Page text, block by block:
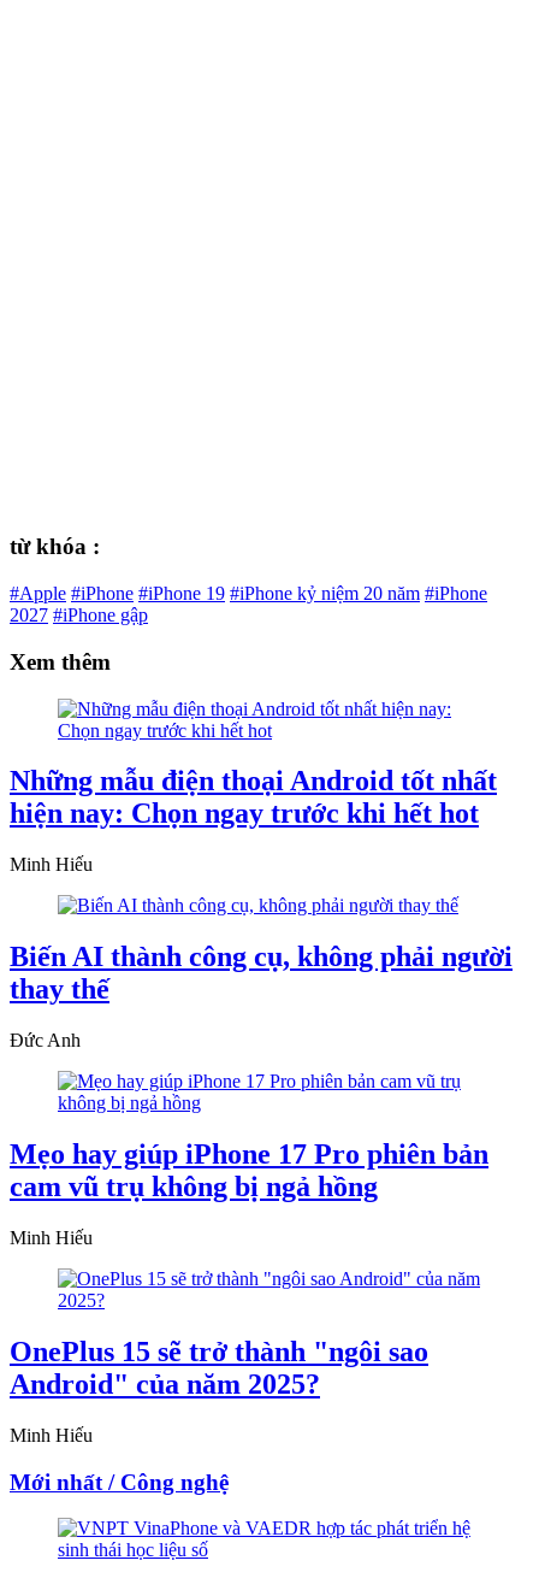
từ khóa :
#Apple #iPhone #iPhone 19 #iPhone kỷ niệm 20 năm #iPhone
2027 #iPhone gập
Xem thêm
Những mẫu điện thoại Android tốt nhất
hiện nay: Chọn ngay trước khi hết hot
Minh Hiếu
Biến AI thành công cụ, không phải người
thay thế
Đức Anh
Mẹo hay giúp iPhone 17 Pro phiên bản
cam vũ trụ không bị ngả hồng
Minh Hiếu
OnePlus 15 sẽ trở thành "ngôi sao
Android" của năm 2025?
Minh Hiếu
Mới nhất / Công nghệ